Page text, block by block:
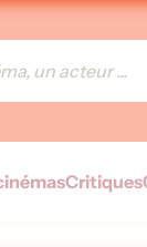
Critiques